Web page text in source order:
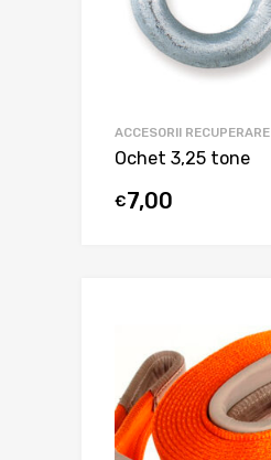
ACCESORII RECUPERARE
Ochet 3,25 tone
€7,00